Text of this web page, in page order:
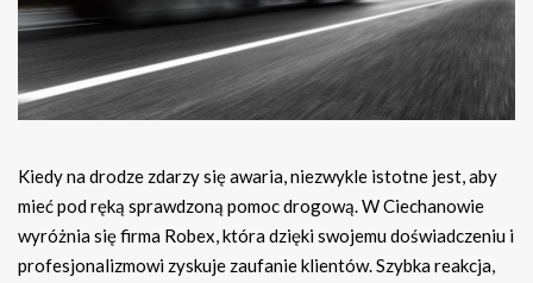
Kiedy na drodze zdarzy się awaria, niezwykle istotne jest, aby
mieć pod ręką sprawdzoną pomoc drogową. W Ciechanowie
wyróżnia się firma Robex, która dzięki swojemu doświadczeniu i
profesjonalizmowi zyskuje zaufanie klientów. Szybka reakcja,